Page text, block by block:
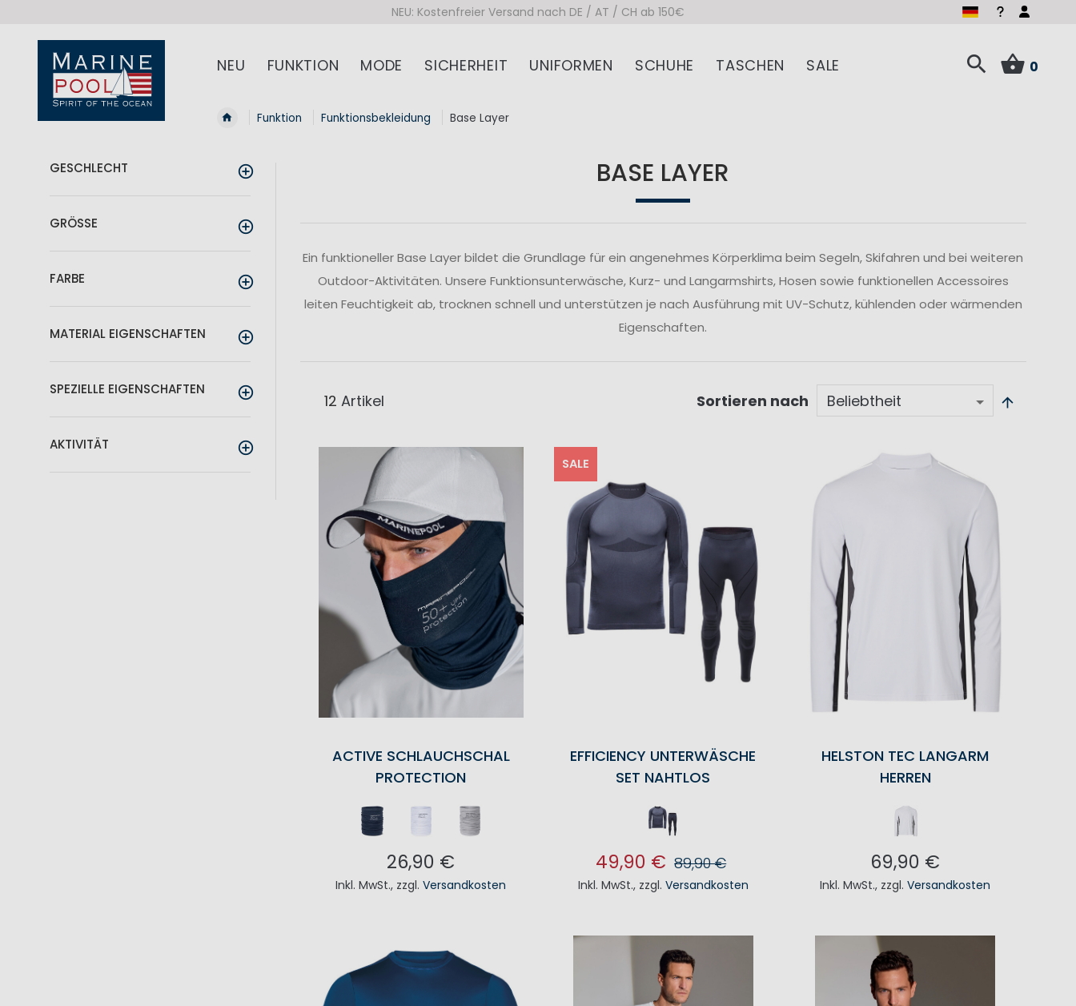
NEU: Kostenfreier Versand nach DE / AT / CH ab 150€
NEU FUNKTION MODE SICHERHEIT UNIFORMEN SCHUHE TASCHEN SALE 0
Funktion Funktionsbekleidung Base Layer
BASE LAYER
Ein funktioneller Base Layer bildet die Grundlage für ein angenehmes Körperklima beim Segeln, Skifahren und bei weiteren
Outdoor-Aktivitäten. Unsere Funktionsunterwäsche, Kurz- und Langarmshirts, Hosen sowie funktionellen Accessoires
leiten Feuchtigkeit ab, trocknen schnell und unterstützen je nach Ausführung mit UV-Schutz, kühlenden oder wärmenden
Eigenschaften.
12 Artikel Sortieren nach
ACTIVE SCHLAUCHSCHAL
PROTECTION
26,90 €
Inkl. MwSt., zzgl.Versandkosten
SALE
EFFICIENCY UNTERWÄSCHE
SET NAHTLOS
49,90 € 89,90 €
Inkl. MwSt., zzgl. Versandkosten
HELSTON TEC LANGARM
HERREN
69,90 €
Inkl. MwSt., zzgl.Versandkosten
GESCHLECHT
GRÖSSE
FARBE
MATERIAL EIGENSCHAFTEN
SPEZIELLE EIGENSCHAFTEN
AKTIVITÄT